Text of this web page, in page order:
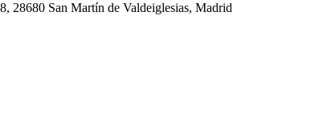
28680 San Martín de Valdeiglesias, Madrid